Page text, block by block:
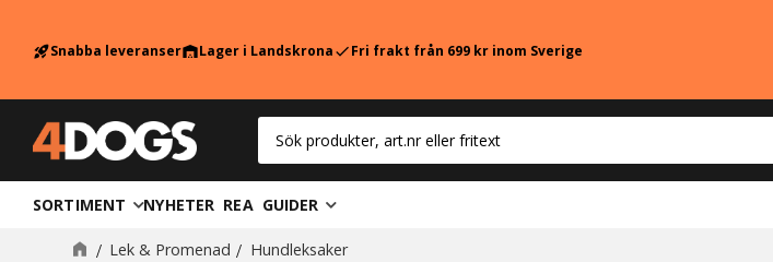
rocket_launchSnabba leveranserwarehouseLager i LandskronacheckFri frakt från 699 kr inom Sverige
SORTIMENT NYHETER REA GUIDER
Lek & Promenad Hundleksaker